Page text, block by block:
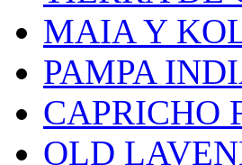
MAIA Y
PAMPA
CAPRICHO
OLD